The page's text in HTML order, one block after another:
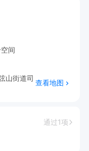
间
山街道司
查看地图
通过1项